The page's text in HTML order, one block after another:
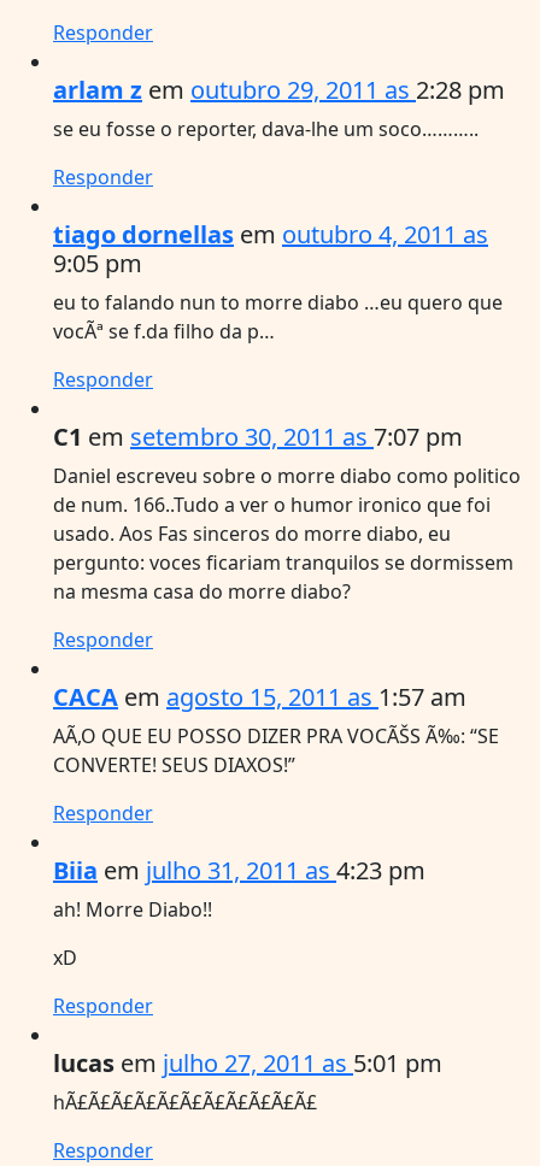
Responder
arlam z em outubro 29, 2011 as 2:28 pm
se eu fosse o reporter, dava-lhe um soco………..
Responder
tiago dornellas em outubro 4, 2011 as
9:05 pm
eu to falando nun to morre diabo …eu quero que
vocÃª se f.da filho da p…
Responder
C1 em setembro 30, 2011 as 7:07 pm
Daniel escreveu sobre o morre diabo como politico
de num. 166..Tudo a ver o humor ironico que foi
usado. Aos Fas sinceros do morre diabo, eu
pergunto: voces ficariam tranquilos se dormissem
na mesma casa do morre diabo?
Responder
CACA em agosto 15, 2011 as 1:57 am
AÃ,O QUE EU POSSO DIZER PRA VOCÃŠS Ã‰: “SE
CONVERTE! SEUS DIAXOS!”
Responder
Biia em julho 31, 2011 as 4:23 pm
ah! Morre Diabo!!
xD
Responder
lucas em julho 27, 2011 as 5:01 pm
hÃ£Ã£Ã£Ã£Ã£Ã£Ã£Ã£Ã£Ã£Ã£
Responder